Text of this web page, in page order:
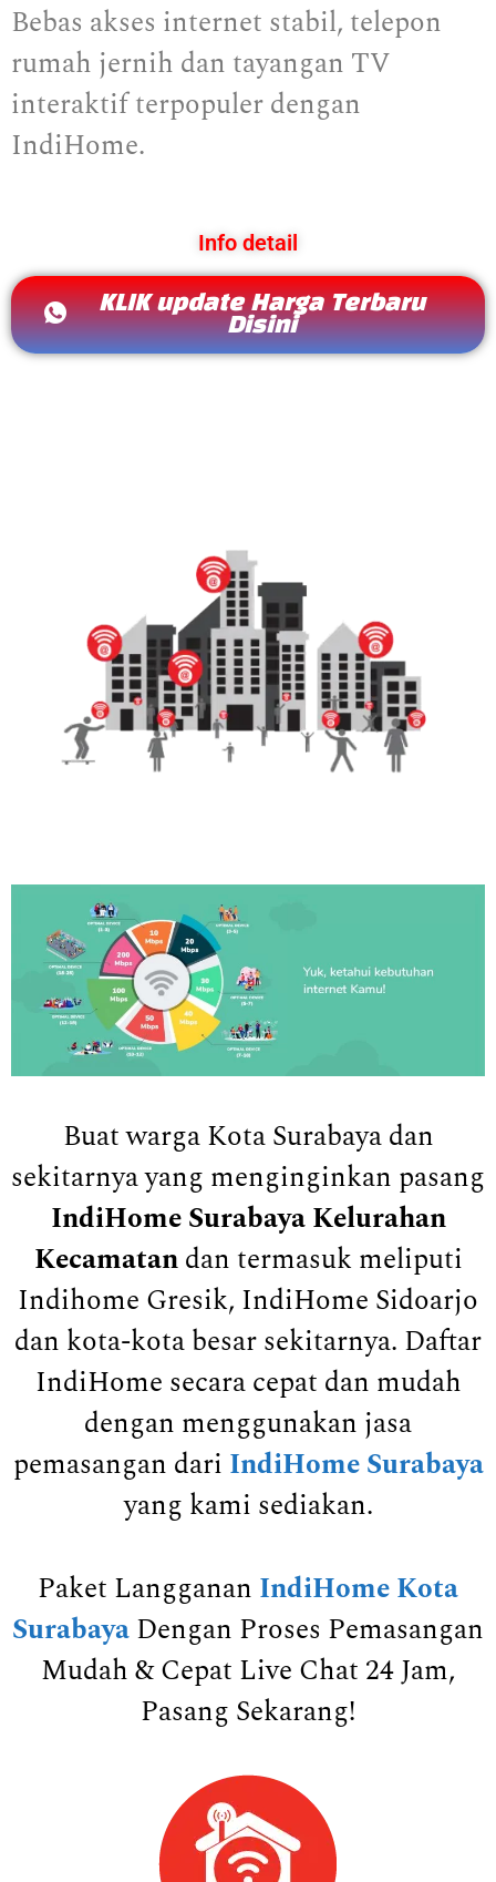
Bebas akses internet stabil, telepon
rumah jernih dan tayangan TV
interaktif terpopuler dengan
IndiHome.
Info detail
KLIK update Harga Terbaru
Disini
Buat warga Kota Surabaya dan
sekitarnya yang menginginkan pasang
IndiHome Surabaya Kelurahan
Kecamatandan termasuk meliputi
Indihome Gresik, IndiHome Sidoarjo
dan kota-kota besar sekitarnya. Daftar
IndiHome secara cepat dan mudah
dengan menggunakan jasa
pemasangan dari IndiHome Surabaya
yang kami sediakan.
Paket Langganan IndiHome Kota
SurabayaDengan Proses Pemasangan
Mudah & Cepat Live Chat 24 Jam,
Pasang Sekarang!